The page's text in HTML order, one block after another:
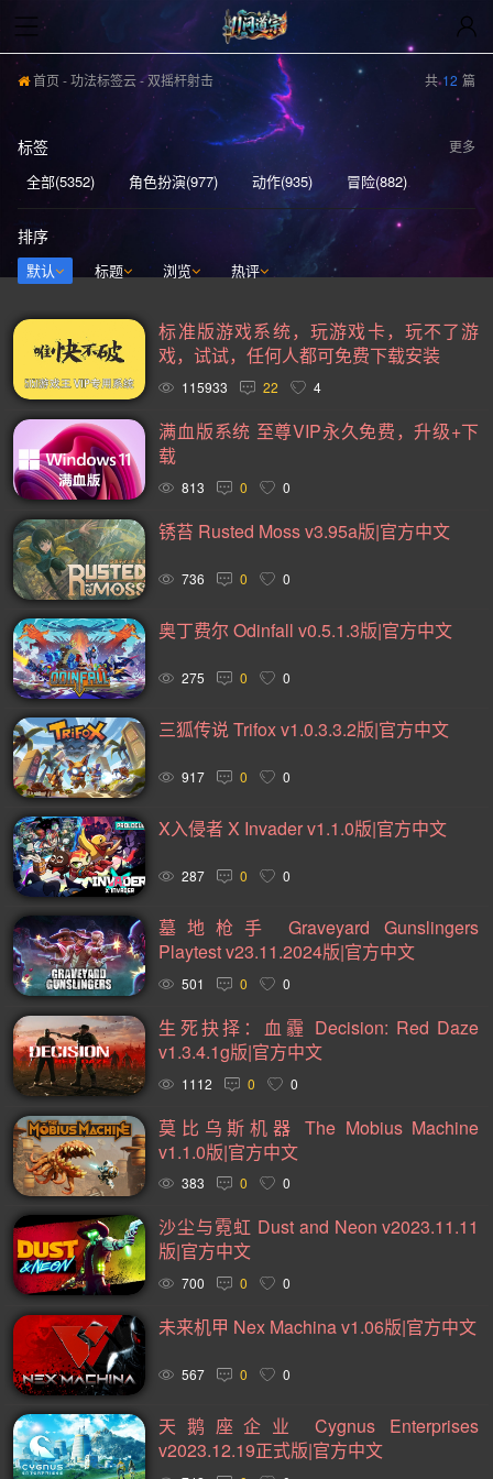
首页-功法标签云- 双摇杆射击 共 12 篇
标签
全部(5352) 角色扮演(977) 动作(935)
冒险(882)
动作冒险(837)
独立(580) 单人(567)
模拟(539)
开放世界(529)
休闲(526) 策略(521)
奇幻(371)
射击(365) 合作(349)
3D(348)
沙盒(339)
女性主角(332) 解谜(329)
恐怖(304)
独立(299) 科幻(296)
模拟经营(282)
暴力(277)
氛围(276)
2D(242)
可爱(233) 轻度 Rogue(223)
即时战略(215)
动作(204) 管理(197)
砍杀(195)
太空(193)
血腥(183) 冒险(177)
街机(175)
驾驶(169) 回合制战斗(168)
第一人称(163)
选择取向(161)
卡通风格(154)
第三人称(148)
益智休闲(132)
体育运动(130)
僵尸(129)
枪战射击(128) 赛车竞速(124)
策略(121)
彩色(119) 格斗对打(117)
制作(115)
类 Rogue(114)
第三人称视角(111)
模拟(104)
像素图形(104) 困难(104)
指向点击(104)
二维(103)
角色自定义(101) 像素(100)
战斗(99)
基地建设(95)
卡通(93)
动作类 Rogue(93)
动作角色扮演(89)
卡牌(86)
类银河战士恶魔城(81)
放松(78)
心理恐怖(77)
后末日(76) 经典(74)
第一人称射击(74)
战术(73)
塔防(72) 战争(71)
音乐(69)
赛博朋克(68)
沉浸式模拟(66)
第三人称射击(65)
生存恐怖(59)
弹幕射击(57)
策略战棋(57)
城市营造(56)
多结局(55) 在线合作(54)
经济(53)
竞速(52)
日系角色扮演(52)
互动小说(51)
策略战争(50)
回合战略(49)
资源管理(49) 迷宫探索(48)
风格化(48)
更多
排序
默认 标题 浏览 热评
标准版游戏系统，玩游戏卡，玩不了游
戏，试试，任何人都可免费下载安装
115933 22 4
满血版系统 至尊VIP永久免费，升级+下
载
813 0 0
锈苔 Rusted Moss v3.95a版|官方中文
736 0 0
奥丁费尔 Odinfall v0.5.1.3版|官方中文
275 0 0
三狐传说 Trifox v1.0.3.3.2版|官方中文
917 0 0
X入侵者 X Invader v1.1.0版|官方中文
287 0 0
墓地枪手 Graveyard Gunslingers
Playtest v23.11.2024版|官方中文
501 0 0
生死抉择：血霾 Decision: Red Daze
v1.3.4.1g版|官方中文
1112 0 0
莫比乌斯机器 The Mobius Machine
v1.1.0版|官方中文
383 0 0
沙尘与霓虹 Dust and Neon v2023.11.11
版|官方中文
700 0 0
未来机甲 Nex Machina v1.06版|官方中文
567 0 0
天鹅座企业 Cygnus Enterprises
v2023.12.19正式版|官方中文